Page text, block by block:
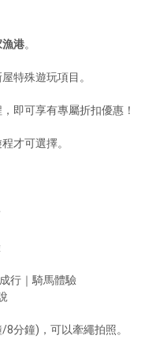
漁港
才可選擇。
行｜騎馬體驗